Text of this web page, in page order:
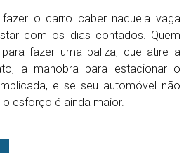
o carro caber naquela vaga
com os dias contados. Quem
fazer uma baliza, que atire a
a manobra para estacionar o
e se seu automóvel não
esforço é ainda maior.